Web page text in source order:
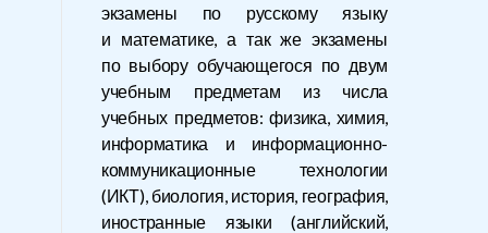
экзамены по русскому языку
и математике, а так же экзамены
по выбору обучающегося по двум
учебным предметам из числа
учебных предметов: физика, химия,
информатика и информационно-
коммуникационные технологии
(ИКТ), биология, история, география,
иностранные языки (английский,